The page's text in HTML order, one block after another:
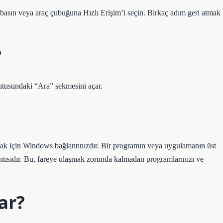
veya araç çubuğuna Hızlı Erişim’i seçin. Birkaç adım geri atmak
“Ara” sekmesini açar.
Windows bağlantınızdır. Bir programın veya uygulamanın üst
Bu, fareye ulaşmak zorunda kalmadan programlarınızı ve